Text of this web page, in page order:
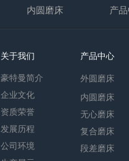
内圆磨床 产
关于我们
豪特曼简介
企业文化
资质荣誉
发展历程
公司环境
产品中心
外圆磨床
内圆磨床
无心磨床
复合磨床
段差磨床